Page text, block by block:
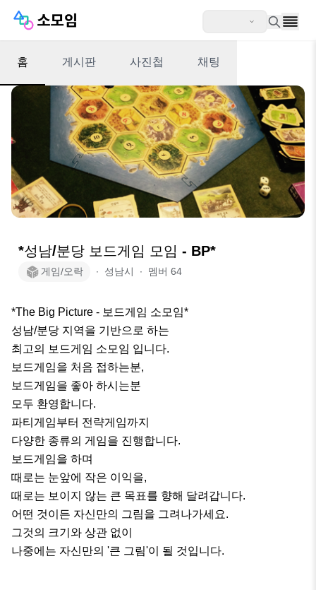
홈 게시판 사진첩 채팅
*성남/분당 보드게임 모임 - BP*
게임/오락 ∙ 성남시 ∙ 멤버 64
*The Big Picture - 보드게임 소모임*
성남/분당 지역을 기반으로 하는
최고의 보드게임 소모임 입니다.
보드게임을 처음 접하는분,
보드게임을 좋아 하시는분
모두 환영합니다.
파티게임부터 전략게임까지
다양한 종류의 게임을 진행합니다.
보드게임을 하며
때로는 눈앞에 작은 이익을,
때로는 보이지 않는 큰 목표를 향해 달려갑니다.
어떤 것이든 자신만의 그림을 그려나가세요.
그것의 크기와 상관 없이
나중에는 자신만의 '큰 그림'이 될 것입니다.